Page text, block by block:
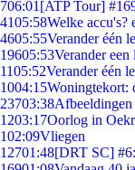
706:01 [ATP Tour]
4105:58Welke accu's?
4605:55Verander één
19605:53Verander
1105:52Verander één
1004:15Woningtekort:
23703:38
1203:17Oorlog in
102:09Vliegen
12701:48[DRT SC]